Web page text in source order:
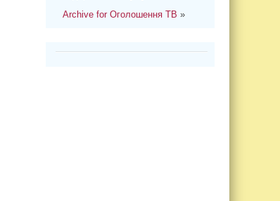
Archive for Оголошення ТВ »